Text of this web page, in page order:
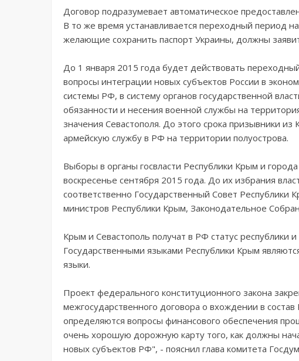
Договор подразумевает автоматическое
В то же время устанавливается переходный период
желающие сохранить паспорт Украины, должны
До 1 января 2015 года будет действовать
вопросы интеграции новых субъектов России в
системы РФ, в систему органов государственной
обязанности и несения военной службы на
значения Севастополя. До этого срока призывники
армейскую службу в РФ на территории полуострова.
Выборы в органы госвласти Республики Крым и
воскресенье сентября 2015 года. До их избрания
соответственно Государственный Совет Республики
министров Республики Крым, Законодательное
Крым и Севастополь получат в РФ статус республики
Государственными языками Республики Крым
языки.
Проект федерального конституционного закона
межгосударственного договора о вхождении в
определяются вопросы финансового обеспечения
очень хорошую дорожную карту того, как должны
новых субъектов РФ", - пояснил глава комитета